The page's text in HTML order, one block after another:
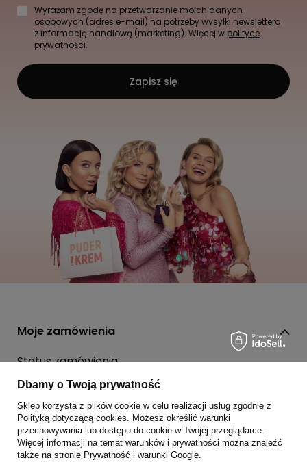
Wyrażam zgodę na przetwarzanie moich danych
osobowych (adres e-mail) na potrzeby wysyłki newslettera
z informacją handlową (marketing). Więcej w polityce
prywatności.
Zapisz się
Moje zamówienia
Status zamówienia
Śledzenie przesyłki
Chcę zareklamować produkt
Chcę zwrócić produkt
Chcę wymienić towar
Dbamy o Twoją prywatność
Sklep korzysta z plików cookie w celu realizacji usług zgodnie z
Polityką dotyczącą cookies. Możesz określić warunki
przechowywania lub dostępu do cookie w Twojej przeglądarce.
Więcej informacji na temat warunków i prywatności można znaleźć
także na stronie Prywatność i warunki Google.